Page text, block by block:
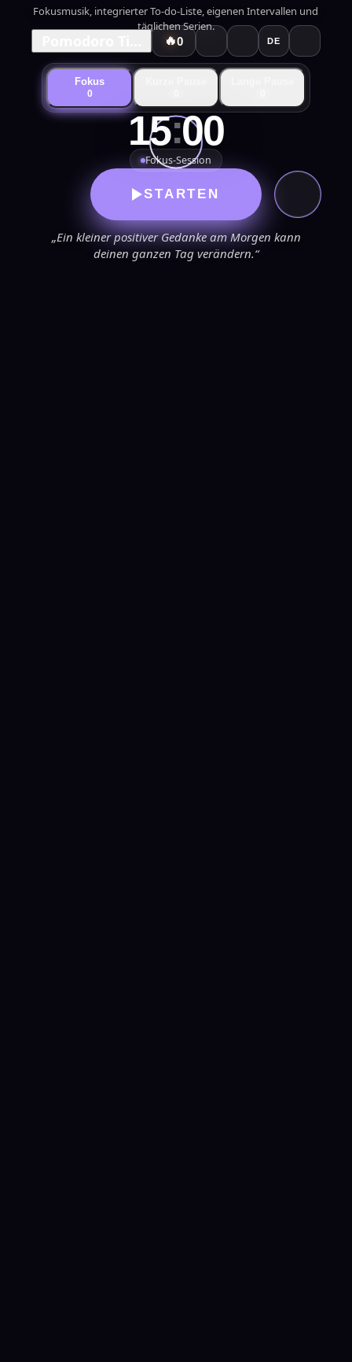
🔥0 DE
Fokusmusik, integrierter To-do-Liste, eigenen Intervallen und
täglichen Serien.
Fokus
0
15:00
Fokus-Session
STARTEN
„Ein kleiner positiver Gedanke am Morgen kann
deinen ganzen Tag verändern.“